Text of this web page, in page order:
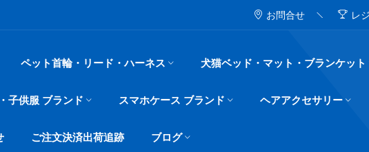
お問合せ レ
ペット首輪・リード・ハーネス 犬猫ベッド・マット・ブランケット
子供服 ブランド スマホケース ブランド ヘアアクセサリー
ご注文決済出荷追跡 ブログ